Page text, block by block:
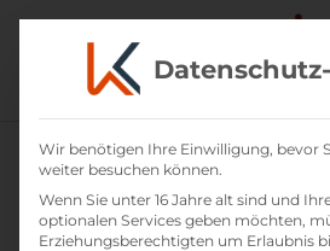
Zusammenarbeit &
Ergebnisse 1 – 9 von 25 werden
Wir benötigen Ihre Einwilligung, bevor
weiter besuchen können.
Wenn Sie unter 16 Jahre alt sind und
optionalen Services geben möchten,
Erziehungsberechtigten um Erlaubnis